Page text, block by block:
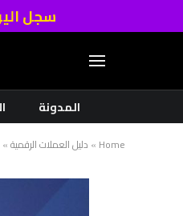
سجل
المدونة
Home
» دليل العملات الرقمية»